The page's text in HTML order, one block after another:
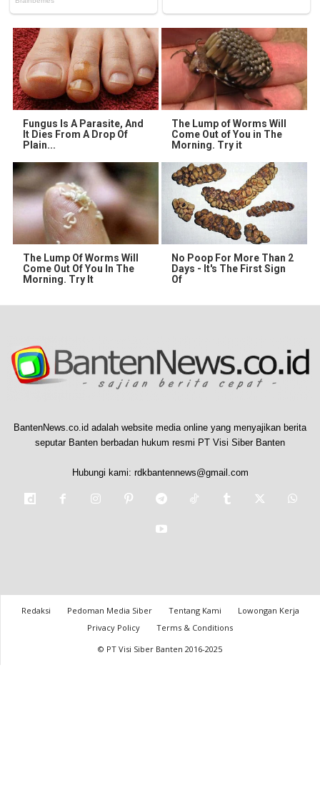
Fungus Is A Parasite, And
It Dies From A Drop Of
Plain...
The Lump of Worms Will
Come Out of You in The
Morning. Try it
The Lump Of Worms Will
Come Out Of You In The
Morning. Try It
No Poop For More Than 2
Days - It's The First Sign
Of
BantenNews.co.id adalah website media online yang menyajikan berita
seputar Banten berbadan hukum resmi PT Visi Siber Banten
Hubungi kami: rdkbantennews@gmail.com
Redaksi Pedoman Media Siber Tentang Kami
Lowongan Kerja
Privacy Policy
Terms & Conditions
© PT Visi Siber Banten 2016-2025